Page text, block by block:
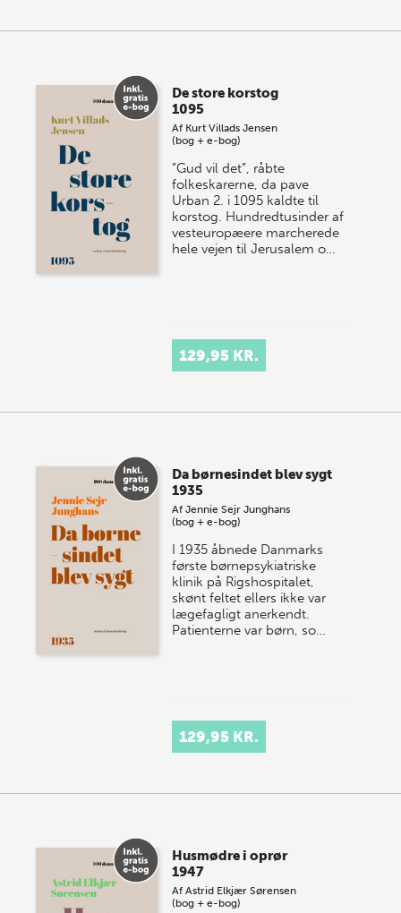
De store korstog
1095
Af Kurt Villads Jensen
(bog + e-bog)
”Gud vil det”, råbte
folkeskarerne, da pave
Urban 2. i 1095 kaldte til
korstog. Hundredtusinder af
vesteuropæere marcherede
hele vejen til Jerusalem o…
129,95 KR.
Da børnesindet blev sygt
1935
AfJennie Sejr Junghans
(bog + e-bog)
I 1935 åbnede Danmarks
første børnepsykiatriske
klinik på Rigshospitalet,
skønt feltet ellers ikke var
lægefagligt anerkendt.
Patienterne var børn, so…
129,95 KR.
Husmødre i oprør
1947
AfAstrid Elkjær Sørensen
(bog + e-bog)